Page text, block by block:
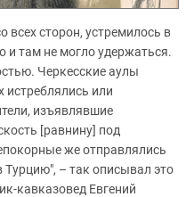
всех сторон, устремилось в
и там не могло удержаться.
Черкесские аулы
или
изъявлявшие
[равнину] под
же отправлялись
Турцию", – так описывал это
кавказовед Евгений